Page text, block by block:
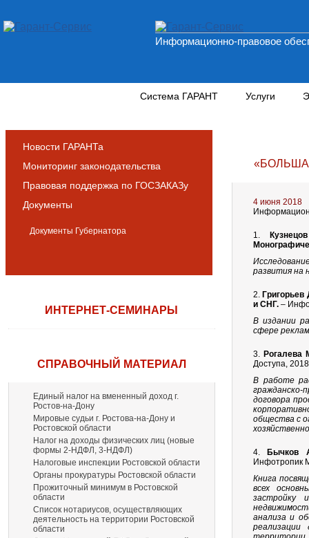
Информационно-правовое
Система ГАРАНТ Услуги
Новости ГАРАНТа
Мониторинг законодательства
Правовая поддержка по ГОСЗАКАЗу
Документы
Документы Губернатора
ИНТЕРНЕТ-СЕМИНАРЫ
СПРАВОЧНЫЙ МАТЕРИАЛ
Единый налог на вмененный доход г.
Ростов-на-Дону
Мировые судьи г. Ростова-на-Дону и
Ростовской области
Налог на доходы физических лиц (новые
формы 2-НДФЛ, 3-НДФЛ)
Налоговые инспекции Ростовской области
Органы прокуратуры Ростовской области
Прожиточный минимум в Ростовской
области
Список нотариусов, осуществляющих
деятельность на территории Ростовской
области
4 июня 2018
1.
развития на
2.
и СНГ. –
В издании
сфере
3. Рогалева
Доступа,
В работе
гражданско-
договора
общества с
4.
Бычков
Инфотропик
Книга
всех
застройку
анализа и
реализации